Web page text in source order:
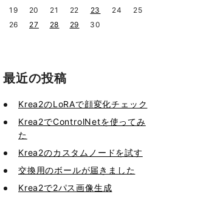
19 20 21 22 23 24
25
26
27 28 29 30
最近の投稿
Krea2のLoRAで顔変化チェック
Krea2でControlNetを使ってみ
た
Krea2のカスタムノードを試す
交換用のボールが届きました
Krea2で2パス画像生成